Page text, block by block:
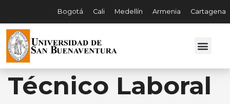
Bogotá Cali Medellín Armenia Cartagena
Técnico Laboral